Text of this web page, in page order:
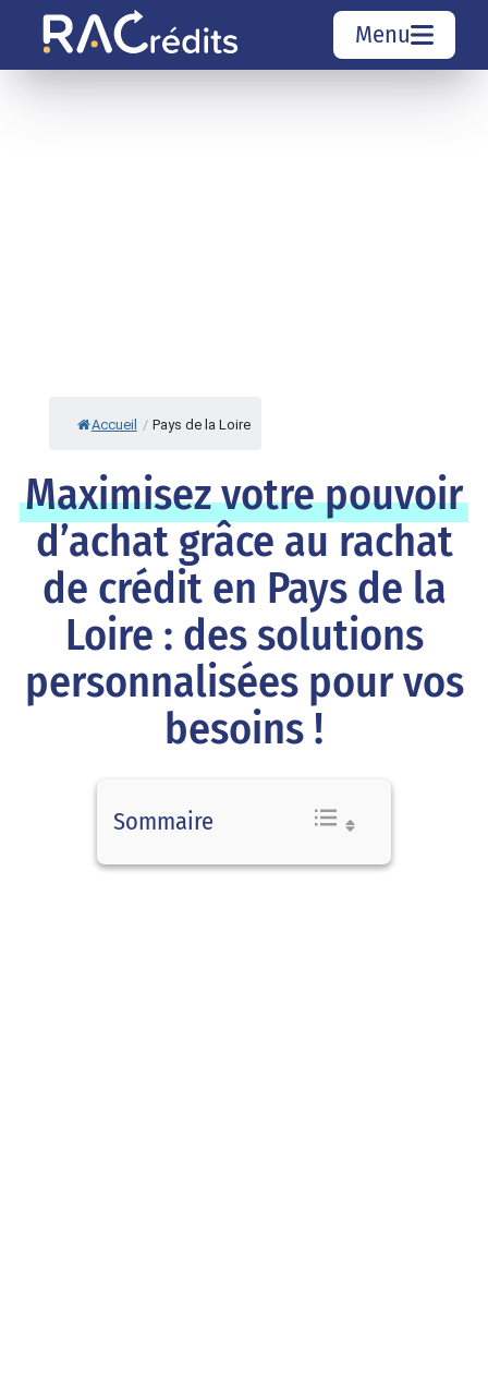
Menu
Accueil / Pays de la Loire
Maximisez votre pouvoir
d’achat grâce au rachat
de crédit en Pays de la
Loire : des solutions
personnalisées pour vos
besoins !
Sommaire